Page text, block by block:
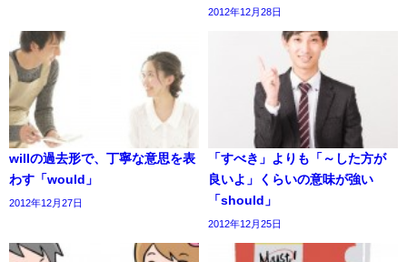
2012年12月28日
willの過去形で、丁寧な意思を表
わす「would」
2012年12月27日
「すべき」よりも「～した方が
良いよ」くらいの意味が強い
「should」
2012年12月25日